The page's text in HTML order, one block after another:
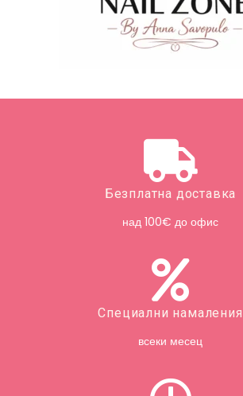
Безплатна доставка
над 100€ до офис
Специални намаления
всеки месец